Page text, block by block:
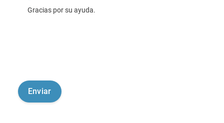
Gracias por su ayuda.